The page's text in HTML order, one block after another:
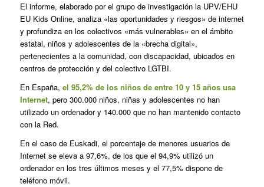
El informe, elaborado por el grupo de investigación la UPV/EHU
EU Kids Online, analiza «las oportunidades y riesgos» de internet
y profundiza en los colectivos «más vulnerables» en el ámbito
estatal, niños y adolescentes de la «brecha digital»,
pertenecientes a la comunidad, con discapacidad, ubicados en
centros de protección y del colectivo LGTBI.
En España, el 95,2% de los niños de entre 10 y 15 años usa
Internet, pero 300.000 niños, niñas y adolescentes no han
utilizado un ordenador y 140.000 que no han mantenido contacto
con la Red.
En el caso de Euskadi, el porcentaje de menores usuarios de
Internet se eleva a 97,6%, de los que el 94,9% utilizó un
ordenador en los tres últimos meses y el 77,5% dispone de
teléfono móvil.